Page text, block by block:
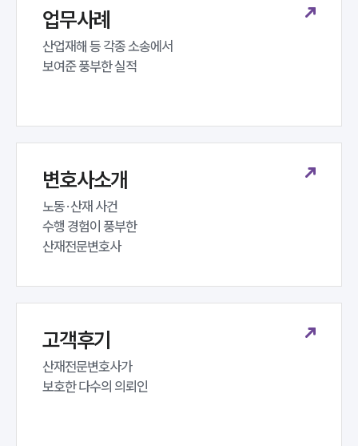
업무사례
산업재해 등 각종 소송에서
보여준 풍부한 실적
변호사소개
노동·산재 사건
수행 경험이 풍부한
산재전문변호사
고객후기
산재전문변호사가
보호한 다수의 의뢰인